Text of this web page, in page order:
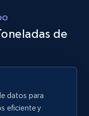
de
datos para
eficiente y